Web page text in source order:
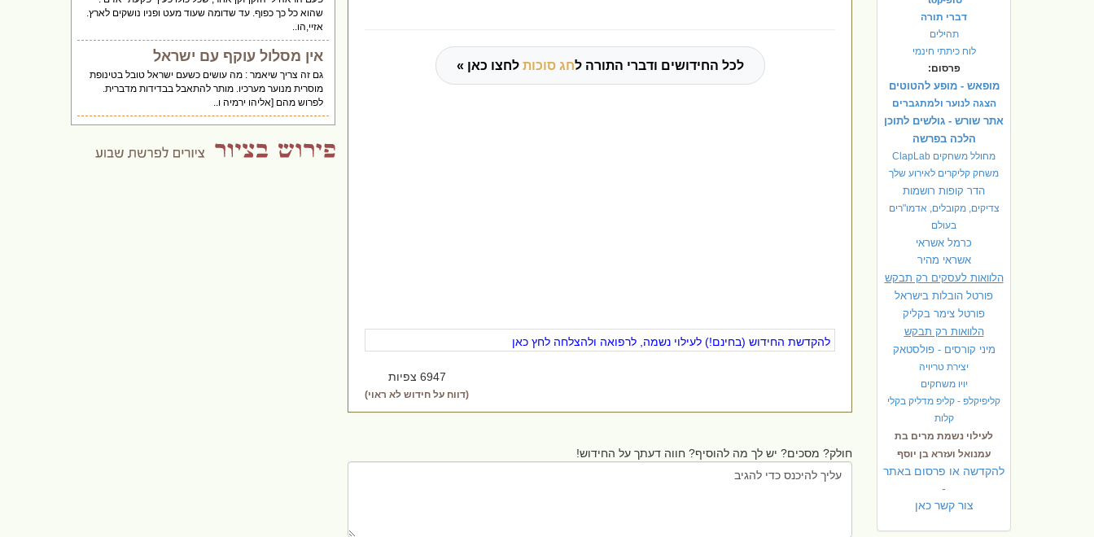
דברי תורה
תהילים
לוח כיתתי חינמי
פרסום:
מופאש - מופע להטוטים
הצגה לנוער ולמתגברים
אתר שורש - גולשים לתוכן
הלכה בפרשה
מחולל משחקים ClapLab
משחק קליקרים לאירוע שלך
הדר קופות רושמות
צדיקים, מקובלים, אדמו"רים
בעולם
כרמל אשראי
אשראי מהיר
הלוואות לעסקים רק תבקש
פורטל הובלות בישראל
פורטל צימר בקליק
הלוואות רק תבקש
מיני קורסים - פולסטאק
יצירת טריויה
יויו משחקים
קליפיקלפ - קליפ מדליק בקלי
קלות
לעילוי נשמת מרים בת
עמנואל ועזרא בן יוסף
להקדשה או פרסום באתר
-
צור קשר כאן
לכל החידושים ודברי התורה לחג סוכות לחצו כאן »
להקדשת החידוש (בחינם!) לעילוי נשמה, לרפואה ולהצלחה לחץ כאן
6947 צפיות
(דווח על חידוש לא ראוי)
חולק? מסכים? יש לך מה להוסיף? חווה דעתך על החידוש!
שהוא כל כך כפוף. עד שדומה שעוד מעט ופניו נושקים לארץ.
אזיי,הו..
אין מסלול עוקף עם ישראל
גם זה צריך שיאמר : מה עושים כשעם ישראל טובל בטינופת
מוסרית מנוער מערכיו. מותר להתאבל בבדידות מדברית.
לפרוש מהם [אליהו ירמיה ו..